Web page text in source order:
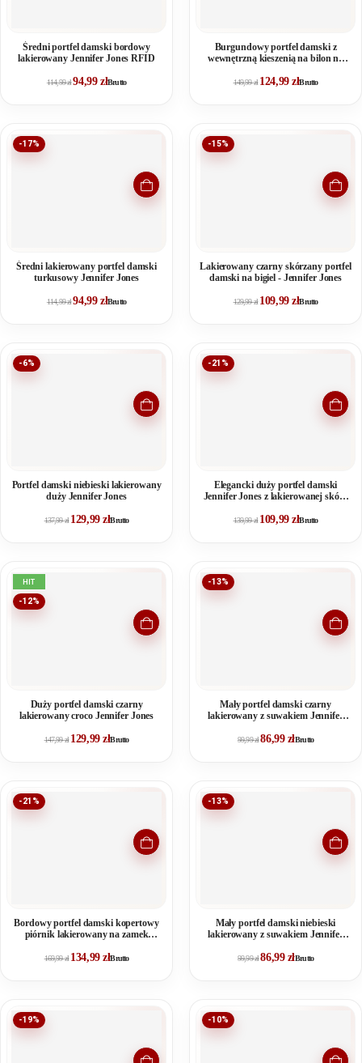
Średni portfel damski bordowy
lakierowany Jennifer Jones RFID
114,99zł94,99 złBrutto
Burgundowy portfel damski z
wewnętrzną kieszenią na bilon na
149,99zł 124,99złBrutto
-17%
Średni lakierowany portfel damski
turkusowy Jennifer Jones
114,99zł94,99 złBrutto
-15%
Lakierowany czarny skórzany portfel
damski na bigiel - Jennifer Jones
129,99zł 109,99złBrutto
-6%
Portfel damski niebieski lakierowany
duży Jennifer Jones
137,99zł 129,99złBrutto
-21%
Elegancki duży portfel damski
Jennifer Jones z lakierowanej skóry
139,99zł 109,99złBrutto
HIT
-12%
Duży portfel damski czarny
lakierowany croco Jennifer Jones
147,99zł 129,99złBrutto
-13%
Mały portfel damski czarny
lakierowany z suwakiem Jennifer
99,99zł86,99 złBrutto
-21%
Bordowy portfel damski kopertowy
piórnik lakierowany na zamek
169,99zł 134,99złBrutto
-13%
Mały portfel damski niebieski
lakierowany z suwakiem Jennifer
99,99zł86,99 złBrutto
-19% -10%